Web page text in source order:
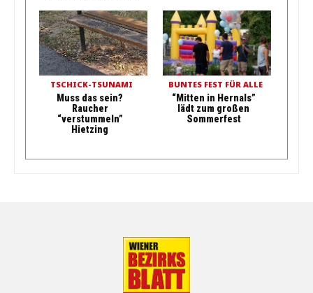
TSCHICK-TSUNAMI
Muss das sein?
Raucher
“verstummeln”
Hietzing
BUNTES FEST FÜR ALLE
“Mitten in Hernals”
lädt zum großen
Sommerfest